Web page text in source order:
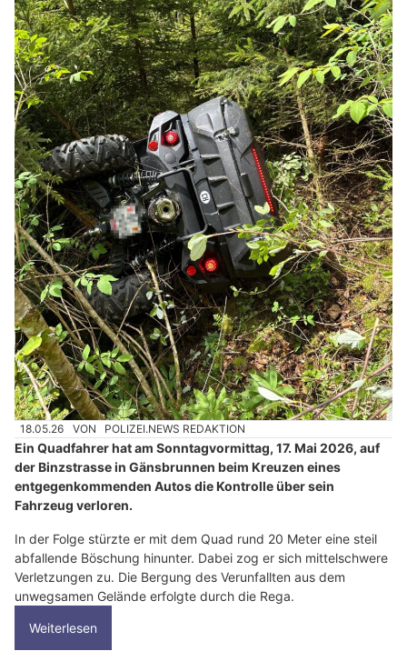
18.05.26 VON POLIZEI.NEWS REDAKTION
Ein Quadfahrer hat am Sonntagvormittag, 17. Mai 2026, auf
der Binzstrasse in Gänsbrunnen beim Kreuzen eines
entgegenkommenden Autos die Kontrolle über sein
Fahrzeug verloren.
In der Folge stürzte er mit dem Quad rund 20 Meter eine steil
abfallende Böschung hinunter. Dabei zog er sich mittelschwere
Verletzungen zu. Die Bergung des Verunfallten aus dem
unwegsamen Gelände erfolgte durch die Rega.
Weiterlesen